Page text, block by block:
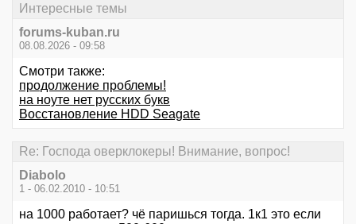
Интересные темы
forums-kuban.ru
08.08.2026 - 09:58
Смотри также:
продолжение проблемы!
на ноуте нет русских букв
Восстановление HDD Seagate
Re: Господа оверклокеры! Внимание, вопрос!
Diabolo
1 - 06.02.2010 - 10:51
на 1000 работает? чё паришься тогда. 1к1 это если